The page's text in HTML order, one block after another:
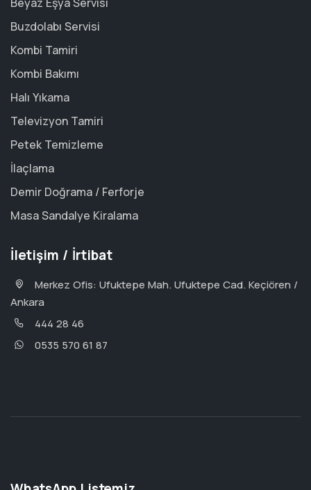
Buzdolabı Servisi
Kombi Tamiri
Kombi Bakımı
Halı Yıkama
Televizyon Tamiri
Petek Temizleme
İlaçlama
Demir Doğrama / Ferforje
Masa Sandalye Kiralama
İletişim / İrtibat
Merkez Ofis: Ufuktepe Mah. Ufuktepe Cad. Keçiören /
Ankara
444 28 46
0535 570 61 87